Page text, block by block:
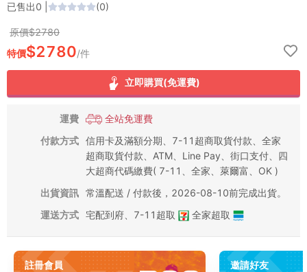
已售出0 (0)
原價$2780
特價$2780/件
立即購買(免運費)
運費
全站免運費
付款方式 信用卡及滿額分期、7-11超商取貨付款、全家
超商取貨付款、ATM、Line Pay、街口支付、四
大超商代碼繳費( 7-11、全家、萊爾富、OK )
出貨資訊 常溫配送 / 付款後，2026-08-10前完成出貨。
運送方式 宅配到府 7-11超取 全家超取
註冊會員
邀請好友